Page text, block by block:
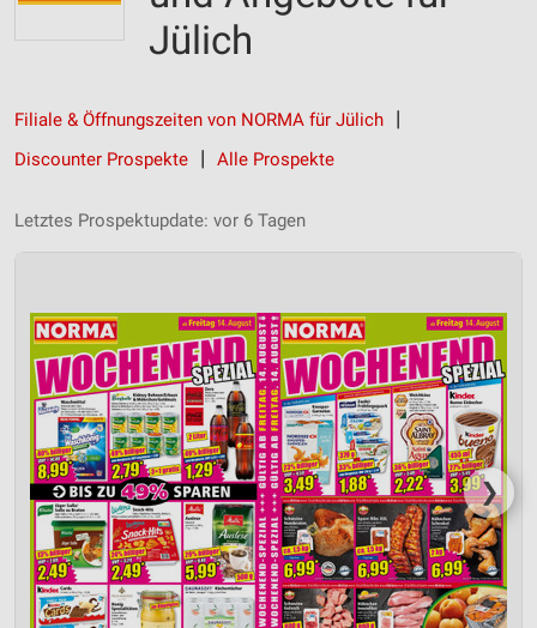
Jülich
Filiale & Öffnungszeiten von NORMA für Jülich
Discounter Prospekte
Alle Prospekte
Letztes Prospektupdate: vor 6 Tagen
❯